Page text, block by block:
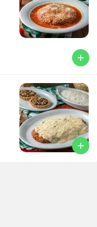
add
add